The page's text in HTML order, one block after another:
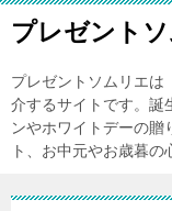
プレゼント
プレゼントソムリエは
介するサイトです。誕
ンやホワイトデーの贈
ト、お中元やお歳暮の